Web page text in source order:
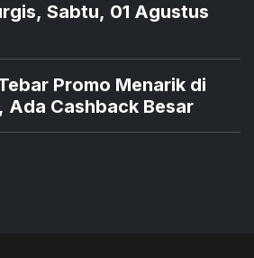
Sabtu, 01 Agustus
Promo Menarik di
Ada Cashback Besar